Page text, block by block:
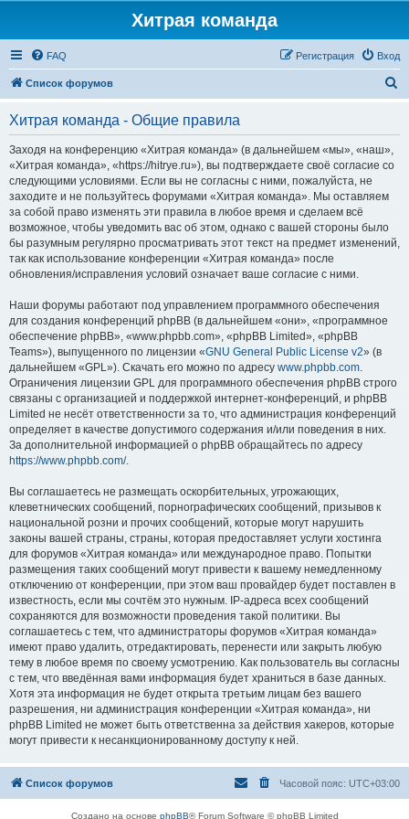
Хитрая команда
FAQ Вход
Регистрация
Список форумов
Хитрая команда - Общие правила
Заходя на конференцию «Хитрая команда» (в дальнейшем «мы», «наш»,
«Хитрая команда», «https://hitrye.ru»), вы подтверждаете своё согласие со
следующими условиями. Если вы не согласны с ними, пожалуйста, не
заходите и не пользуйтесь форумами «Хитрая команда». Мы оставляем
за собой право изменять эти правила в любое время и сделаем всё
возможное, чтобы уведомить вас об этом, однако с вашей стороны было
бы разумным регулярно просматривать этот текст на предмет изменений,
так как использование конференции «Хитрая команда» после
обновления/исправления условий означает ваше согласие с ними.
Наши форумы работают под управлением программного обеспечения
для создания конференций phpBB (в дальнейшем «они», «программное
обеспечение phpBB», «www.phpbb.com», «phpBB Limited», «phpBB
Teams»), выпущенного по лицензии «GNU General Public License v2» (в
дальнейшем «GPL»). Скачать его можно по адресу www.phpbb.com.
Ограничения лицензии GPL для программного обеспечения phpBB строго
связаны с организацией и поддержкой интернет-конференций, и phpBB
Limited не несёт ответственности за то, что администрация конференций
определяет в качестве допустимого содержания и/или поведения в них.
За дополнительной информацией о phpBB обращайтесь по адресу
https://www.phpbb.com/.
Вы соглашаетесь не размещать оскорбительных, угрожающих,
клеветнических сообщений, порнографических сообщений, призывов к
национальной розни и прочих сообщений, которые могут нарушить
законы вашей страны, страны, которая предоставляет услуги хостинга
для форумов «Хитрая команда» или международное право. Попытки
размещения таких сообщений могут привести к вашему немедленному
отключению от конференции, при этом ваш провайдер будет поставлен в
известность, если мы сочтём это нужным. IP-адреса всех сообщений
сохраняются для возможности проведения такой политики. Вы
соглашаетесь с тем, что администраторы форумов «Хитрая команда»
имеют право удалить, отредактировать, перенести или закрыть любую
тему в любое время по своему усмотрению. Как пользователь вы согласны
с тем, что введённая вами информация будет храниться в базе данных.
Хотя эта информация не будет открыта третьим лицам без вашего
разрешения, ни администрация конференции «Хитрая команда», ни
phpBB Limited не может быть ответственна за действия хакеров, которые
могут привести к несанкционированному доступу к ней.
Список форумов Часовой пояс: UTC+03:00
Создано на основе phpBB® Forum Software © phpBB Limited